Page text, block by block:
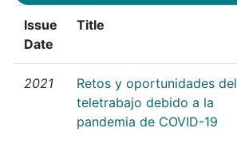
Issue
Date
Title
2021
Retos y oportunidades del
teletrabajo debido a la
pandemia de COVID-19